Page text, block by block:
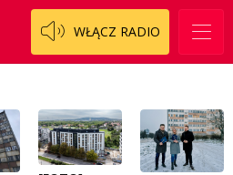
WŁĄCZ RADIO